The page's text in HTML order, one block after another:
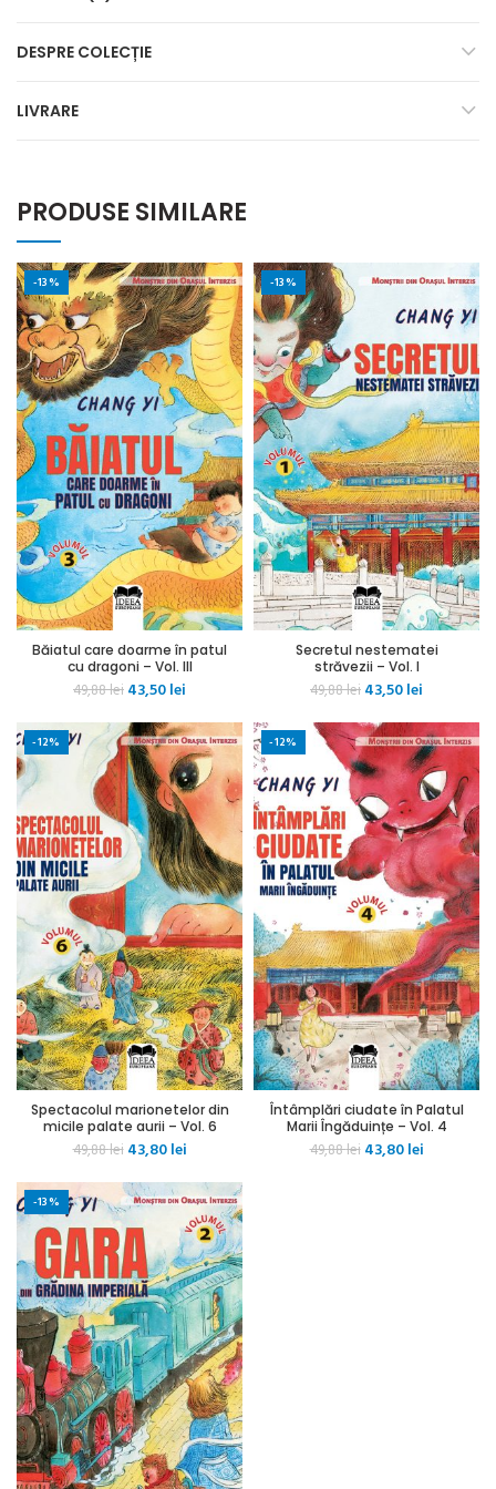
DESPRE COLECȚIE
LIVRARE
PRODUSE SIMILARE
-13%
Băiatul care doarme în patul
cu dragoni – Vol. III
49,88lei Prețul
a
fost:
49,88 lei.
43,50lei
este:
43,50 lei.
-13%
Secretul nestematei
străvezii – Vol. I
49,88lei Prețul
a
fost:
49,88 lei.
43,50lei
este:
43,50 lei.
-12%
Spectacolul marionetelor din
micile palate aurii – Vol. 6
49,88lei Prețul
a
fost:
49,88 lei.
43,80leiPrețul
este:
43,80 lei.
-12%
Întâmplări ciudate în Palatul
Marii Îngăduințe – Vol. 4
49,88lei Prețul
43,80leiPrețul
-13%